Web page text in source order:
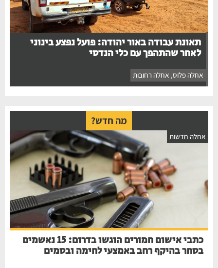
תאונת עבודה באור יהודה: פועל נפצע בינוני
לאחר שהתהפך עם כלי הנדסי
אחלה פלוס ,אחלה רחובות
מה חדש?
חדשות
כתבי אישום חמורים הוגשו בדרום: 15 נאשמים
בסחר בהיקף רחב באמצעי לחימה ובסמים